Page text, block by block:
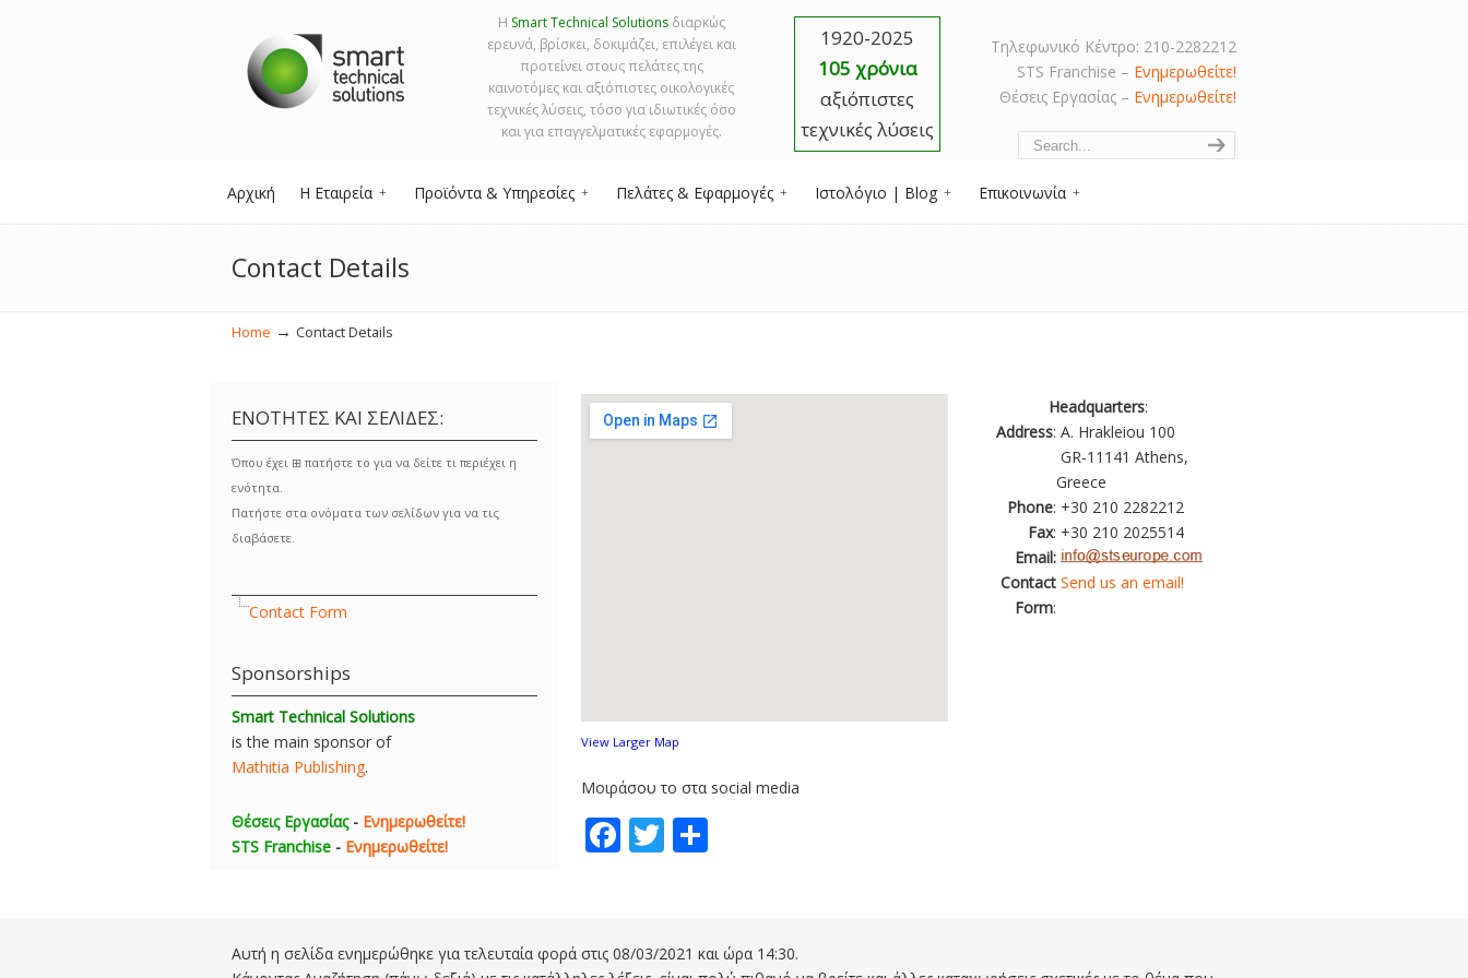
Η Smart Technical Solutionsδιαρκώς
ερευνά, βρίσκει, δοκιμάζει, επιλέγει και
προτείνει στους πελάτες της
καινοτόμες και αξιόπιστες οικολογικές
τεχνικές λύσεις, τόσο για ιδιωτικές όσο
και για επαγγελματικές εφαρμογές.
1920-2025
105 χρόνια
αξιόπιστες
τεχνικές λύσεις
Τηλεφωνικό Κέντρο: 210-2282212
STS Franchise – Ενημερωθείτε!
Θέσεις Εργασίας – Ενημερωθείτε!
Αρχική Η Εταιρεία Προϊόντα & Υπηρεσίες Πελάτες & Εφαρμογές Ιστολόγιο | Blog Επικοινωνία
Contact Details
Home → Contact Details
View Larger Map
Headquarters:
Address: A. Hrakleiou 100
GR-11141 Athens,
Greece
Phone: +30 210 2282212
Fax: +30 210 2025514
Email:
Contact
Form:
Send us an email!
Μοιράσου το στα social media
Facebook
Twitter
ΕΝΟΤΗΤΕΣ ΚΑΙ ΣΕΛΙΔΕΣ:
Όπου έχει ⊞ πατήστε το για να δείτε τι περιέχει η
ενότητα.
Πατήστε στα ονόματα των σελίδων για να τις
διαβάσετε.
Contact Form
Sponsorships
Smart Technical Solutions
is the main sponsor of
Mathitia Publishing.
Θέσεις Εργασίας - Ενημερωθείτε!
STS Franchise - Ενημερωθείτε!
Αυτή η σελίδα ενημερώθηκε για τελευταία φορά στις 08/03/2021 και ώρα 14:30.